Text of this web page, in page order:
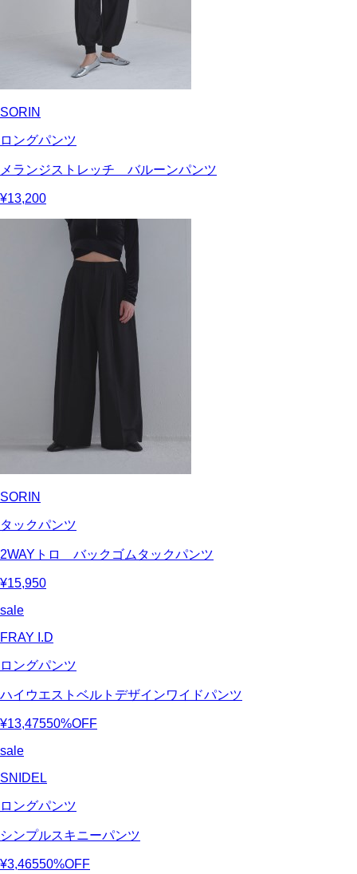
SORIN
ロングパンツ
メランジストレッチ バルーンパンツ
¥13,200
SORIN
タックパンツ
2WAYトロ バックゴムタックパンツ
¥15,950
sale
FRAY I.D
ロングパンツ
ハイウエストベルトデザインワイドパンツ
¥13,47550%OFF
sale
SNIDEL
ロングパンツ
シンプルスキニーパンツ
¥3,46550%OFF